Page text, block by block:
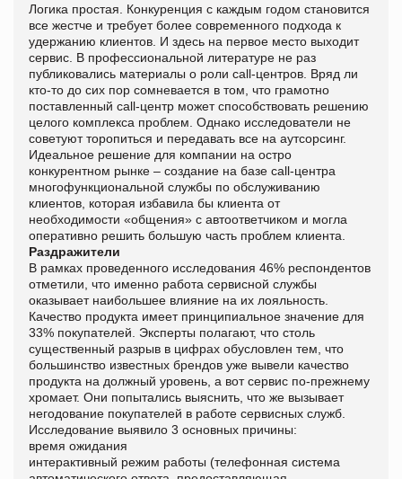
Логика простая. Конкуренция с каждым годом становится
все жестче и требует более современного подхода к
удержанию клиентов. И здесь на первое место выходит
сервис. В профессиональной литературе не раз
публиковались материалы о роли call-центров. Вряд ли
кто-то до сих пор сомневается в том, что грамотно
поставленный call-центр может способствовать решению
целого комплекса проблем. Однако исследователи не
советуют торопиться и передавать все на аутсорсинг.
Идеальное решение для компании на остро
конкурентном рынке – создание на базе call-центра
многофункциональной службы по обслуживанию
клиентов, которая избавила бы клиента от
необходимости «общения» с автоответчиком и могла
оперативно решить большую часть проблем клиента.
Раздражители
В рамках проведенного исследования 46% респондентов
отметили, что именно работа сервисной службы
оказывает наибольшее влияние на их лояльность.
Качество продукта имеет принципиальное значение для
33% покупателей. Эксперты полагают, что столь
существенный разрыв в цифрах обусловлен тем, что
большинство известных брендов уже вывели качество
продукта на должный уровень, а вот сервис по-прежнему
хромает. Они попытались выяснить, что же вызывает
негодование покупателей в работе сервисных служб.
Исследование выявило 3 основных причины:
время ожидания
интерактивный режим работы (телефонная система